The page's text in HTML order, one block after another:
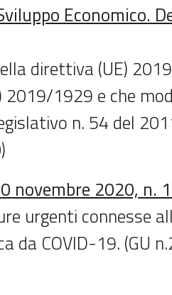
Economico.
direttiva (UE)
2019/1929 e che
n. 54 del
novembre 2020, n.
urgenti connesse
da COVID-19. (GU